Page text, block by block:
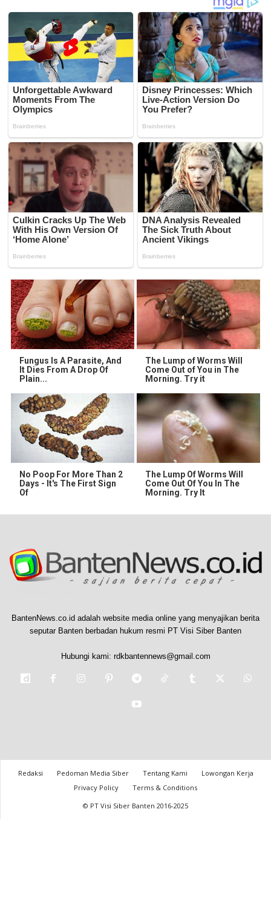
Fungus Is A Parasite, And
It Dies From A Drop Of
Plain...
The Lump of Worms Will
Come Out of You in The
Morning. Try it
No Poop For More Than 2
Days - It's The First Sign
Of
The Lump Of Worms Will
Come Out Of You In The
Morning. Try It
BantenNews.co.id adalah website media online yang menyajikan berita
seputar Banten berbadan hukum resmi PT Visi Siber Banten
Hubungi kami: rdkbantennews@gmail.com
Redaksi Pedoman Media Siber Tentang Kami
Lowongan Kerja
Privacy Policy
Terms & Conditions
© PT Visi Siber Banten 2016-2025